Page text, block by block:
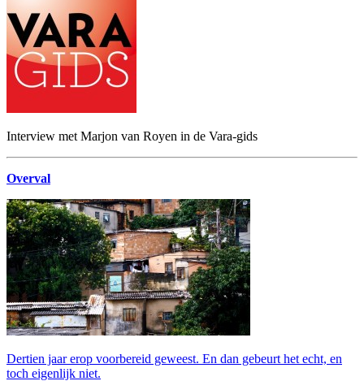
Interview met Marjon van Royen in de Vara-gids
Overval
Dertien jaar erop voorbereid geweest. En dan gebeurt het echt, en
toch eigenlijk niet.